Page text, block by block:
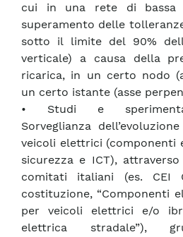
cui in una rete di bassa
superamento delle
sotto il limite del 90%
verticale) a causa della
ricarica, in un certo nodo
un certo istante (asse
• Studi e
Sorveglianza
veicoli elettrici (componenti
sicurezza e ICT),
comitati italiani (es. CEI
costituzione, “Componenti
per veicoli elettrici e/o
elettrica stradale”),